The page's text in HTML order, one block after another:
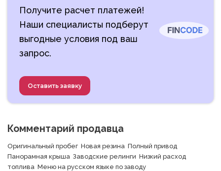
Получите расчет платежей!
Наши специалисты подберут
выгодные условия под ваш
запрос.
Оставить заявку
Комментарий продавца
Оригинальный пробег  Новая резина  Полный привод
Панорамная крыша  Заводские релинги  Низкий расход
топлива  Меню на русском языке по заводу